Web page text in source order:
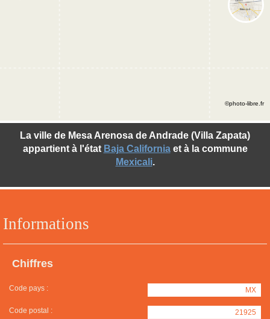
Informations
Chiffres
Code pays : MX
Code postal : 21925
La ville de Mesa Arenosa de Andrade (Villa Zapata)
appartient à l'état Baja Californiaet à la commune
Mexicali.
©photo-libre.fr